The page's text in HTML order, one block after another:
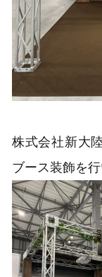
株式会社新大
ブース装飾を行